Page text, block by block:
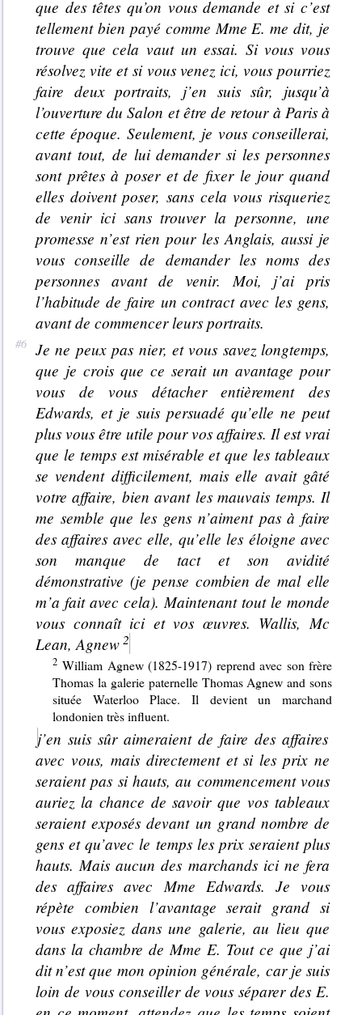
que des têtes qu’on vous demande et si c’est
tellement bien payé comme Mme E. me dit, je
trouve que cela vaut un essai. Si vous vous
résolvez vite et si vous venez ici, vous pourriez
faire deux portraits, j’en suis sûr, jusqu’à
l’ouverture du Salon et être de retour à Paris à
cette époque. Seulement, je vous conseillerai,
avant tout, de lui demander si les personnes
sont prêtes à poser et de fixer le jour quand
elles doivent poser, sans cela vous risqueriez
de venir ici sans trouver la personne, une
promesse n’est rien pour les Anglais, aussi je
vous conseille de demander les noms des
personnes avant de venir. Moi, j’ai pris
l’habitude de faire un contract avec les gens,
avant de commencer leurs portraits.
Je ne peux pas nier, et vous savez longtemps,
que je crois que ce serait un avantage pour
vous de vous détacher entièrement des
Edwards, et je suis persuadé qu’elle ne peut
plus vous être utile pour vos affaires. Il est vrai
que le temps est misérable et que les tableaux
se vendent difficilement, mais elle avait gâté
votre affaire, bien avant les mauvais temps. Il
me semble que les gens n’aiment pas à faire
des affaires avec elle, qu’elle les éloigne avec
son manque de tact et son avidité
démonstrative (je pense combien de mal elle
m’a fait avec cela). Maintenant tout le monde
vous connaît ici et vos œuvres. Wallis, Mc
Lean, Agnew
William Agnew (1825-1917) reprend avec son frère
Thomas la galerie paternelle Thomas Agnew and sons
située Waterloo Place. Il devient un marchand
londonien très influent.
j’en suis sûr aimeraient de faire des affaires
avec vous, mais directement et si les prix ne
seraient pas si hauts, au commencement vous
auriez la chance de savoir que vos tableaux
seraient exposés devant un grand nombre de
gens et qu’avec le temps les prix seraient plus
hauts. Mais aucun des marchands ici ne fera
des affaires avec Mme Edwards. Je vous
répète combien l’avantage serait grand si
vous exposiez dans une galerie, au lieu que
dans la chambre de Mme E. Tout ce que j’ai
dit n’est que mon opinion générale, car je suis
loin de vous conseiller de vous séparer des E.